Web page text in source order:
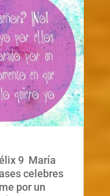
9 María
celebres
por un